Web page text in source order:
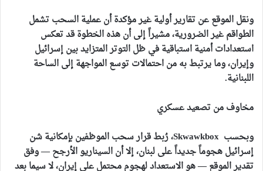
ونقل الموقع عن تقارير أولية غير مؤكدة أن عملية السحب تشمل
الطواقم غير الضرورية، مشيراً إلى أن هذه الخطوة قد تعكس
استعدادات أمنية استباقية في ظل التوتر المتزايد بين إسرائيل
وإيران، وما يرتبط به من احتمالات توسع المواجهة إلى الساحة
اللبنانية.
مخاوف من تصعيد عسكري
وبحسب Skwawkbox، رُبط قرار سحب الموظفين بإمكانية شن
إسرائيل هجوماً جديداً على لبنان، إلا أن السيناريو الأرجح — وفق
تقدير الموقع — هو الاستعداد لهجوم محتمل على إيران، لا سيما بعد